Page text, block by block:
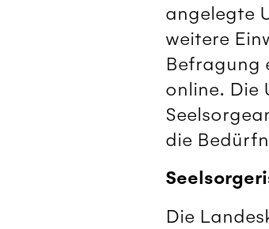
angelegte
weitere
Befragung
online. Die
die
Die